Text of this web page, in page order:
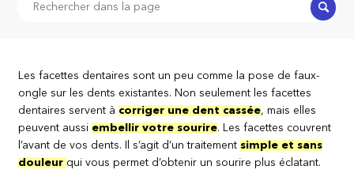
Les facettes dentaires sont un peu comme la pose de faux-
ongle sur les dents existantes. Non seulement les facettes
dentaires servent à corriger une dent cassée, mais elles
peuvent aussi embellir votre sourire. Les facettes couvrent
l’avant de vos dents. Il s’agit d’un traitementsimple et sans
douleur qui vous permet d’obtenir un sourire plus éclatant.